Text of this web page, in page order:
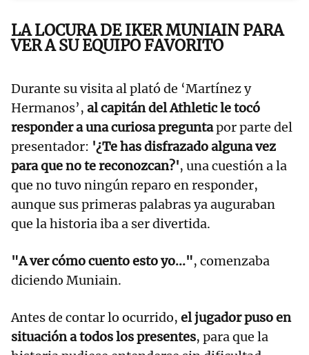
LA LOCURA DE IKER MUNIAIN PARA
VER A SU EQUIPO FAVORITO
Durante su visita al plató de ‘Martínez y
Hermanos’, al capitán del Athletic le tocó
responder a una curiosa preguntapor parte del
presentador: '¿Te has disfrazado alguna vez
para que no te reconozcan?', una cuestión a la
que no tuvo ningún reparo en responder,
aunque sus primeras palabras ya auguraban
que la historia iba a ser divertida.
"A ver cómo cuento esto yo...", comenzaba
diciendo Muniain.
Antes de contar lo ocurrido, el jugador puso en
situación a todos los presentes, para que la